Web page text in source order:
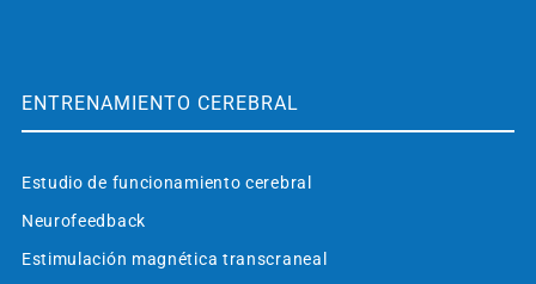
ENTRENAMIENTO CEREBRAL
Estudio de funcionamiento cerebral
Neurofeedback
Estimulación magnética transcraneal